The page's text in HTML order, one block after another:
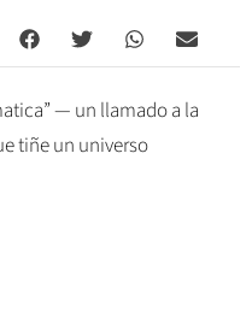
— un llamado a la
tiñe un universo